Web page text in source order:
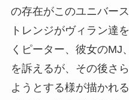
の存在がこのユニバー
トレンジがヴィラン達
くピーター、彼女のMJ
を訴えるが、その後さ
ようとする様が描かれ